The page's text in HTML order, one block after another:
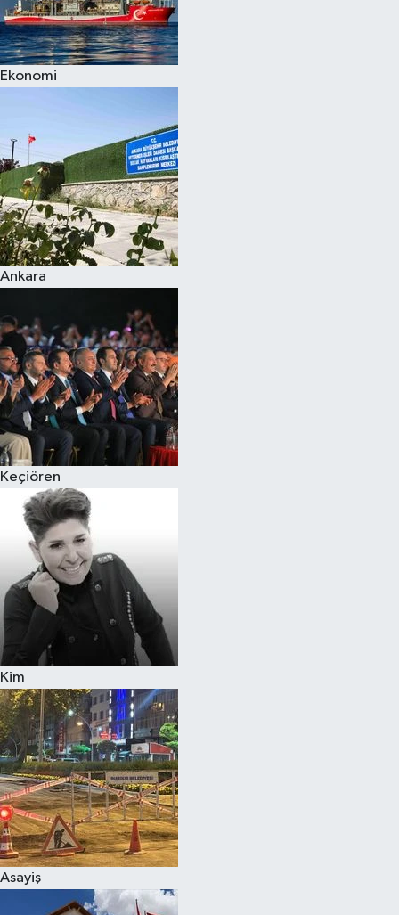
Ekonomi
Ankara
Keçiören
Kim
Asayiş
Spor
Burç Yorumları
Eğitim
Hava Durumu
Kadın
Kültür Sanat
Sağlık
Siyaset
Teknoloji
Televizyon
Yaşam-Çevre